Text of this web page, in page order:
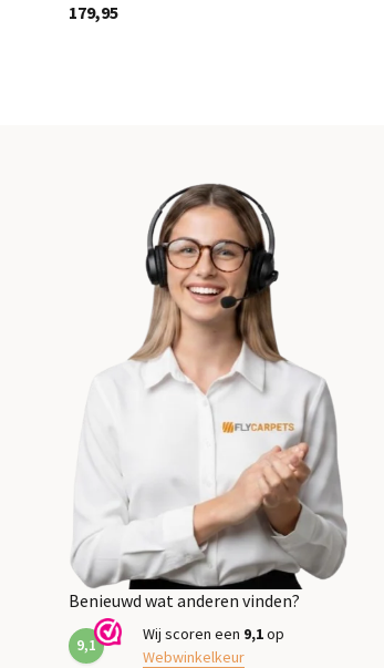
179,95
Benieuwd wat anderen vinden?
9,1
Wij scoren een 9,1op
Webwinkelkeur